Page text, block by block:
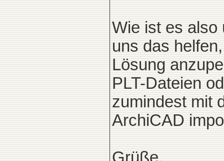
Wie ist es also
uns das
Lösung
PLT-Dateien
zumindest mit
ArchiCAD